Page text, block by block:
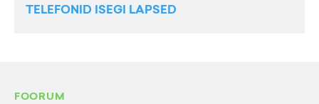
TELEFONID ISEGI LAPSED
FOORUM